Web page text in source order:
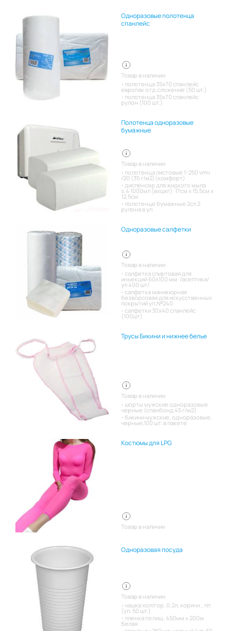
Одноразовые полотенца
спанлейс
Товар в наличии:
полотенца 35х70 спанлейс
европак отд.сложение (50 шт.)
полотенца 35х70 спанлейс
рулон (100 шт.)
Полотенца одноразовые
бумажные
Товар в наличии:
полотенца листовые 1-250 vmч
/20 (35 г/м2)(комфорт)
диспенсер для жидкого мыла
s.4 1000мл (вхшхг): 17см x 15,5см x
12,5см
полотенце бумажные 2сл 2
рулона в уп
Одноразовые салфетки
Товар в наличии:
салфетка спиртовая для
инъекций 60х100 мм. /асептика/
уп 400 шт/
салфетка маникюрная
безворсовая для искусственных
покрытий уп.№240
салфетки 30х40 спанлейс
(100шт)
Трусы Бикини и нижнее белье
Товар в наличии:
шорты мужские одноразовые
черные (спанбонд 45 г/м2)
бикини мужские, одноразовые,
черные,100 шт. в пакете
Костюмы для LPG
Товар в наличии
Одноразовая посуда
Товар в наличии:
чашка хол/гор, 0.2л, коричн., пп
(уп. 50 шт.)
пленка пэ пищ. 450мм х 200м
белая